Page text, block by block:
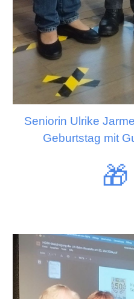
Seniorin Ulrike
Geburtstag mit
🎁